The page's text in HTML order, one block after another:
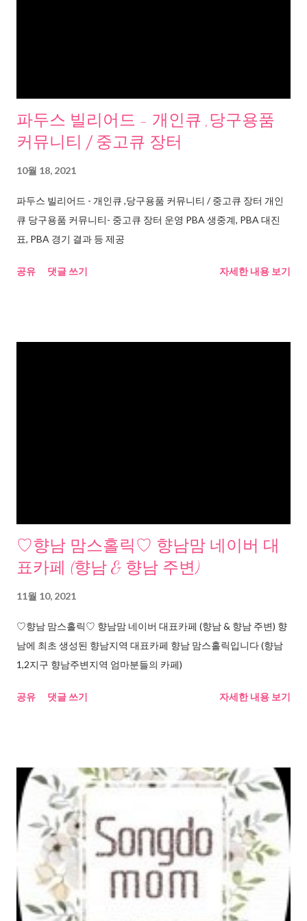
파두스 빌리어드 - 개인큐 ,당구용품
커뮤니티 / 중고큐 장터
10월 18, 2021
파두스 빌리어드 - 개인큐 ,당구용품 커뮤니티 / 중고큐 장터 개인
큐 당구용품 커뮤니티- 중고큐 장터 운영 PBA 생중계, PBA 대진
표, PBA 경기 결과 등 제공
공유 댓글 쓰기 자세한 내용 보기
♡향남 맘스홀릭♡ 향남맘 네이버 대
표카페 (향남 & 향남 주변)
11월 10, 2021
♡향남 맘스홀릭♡ 향남맘 네이버 대표카페 (향남 & 향남 주변) 향
남에 최초 생성된 향남지역 대표카페 향남 맘스홀릭입니다 (향남
1,2지구 향남주변지역 엄마분들의 카페)
공유 댓글 쓰기 자세한 내용 보기